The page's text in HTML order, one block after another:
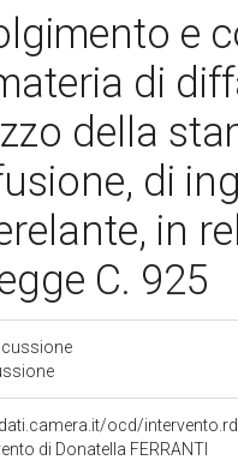
e
di
della
di
in
C. 925
ocd/
di Donatella FERRANTI